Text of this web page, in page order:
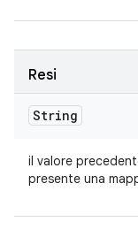
Resi
String
il valore
presente una